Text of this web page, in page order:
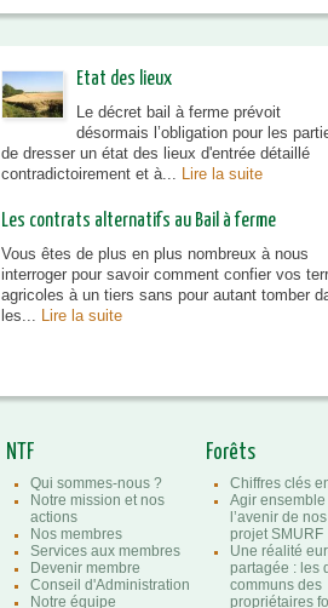
Etat des lieux
Le décret bail à ferme prévoit
désormais l’obligation pour les
de dresser un état des lieux d'entrée détaillé
contradictoirement et à... Lire la suite
Les contrats alternatifs au Bail à ferme
Vous êtes de plus en plus nombreux à nous
interroger pour savoir comment confier vos
agricoles à un tiers sans pour autant tomber
les... Lire la suite
NTF
Qui sommes-nous ?
Notre mission et nos
actions
Nos membres
Services aux membres
Devenir membre
Conseil d'Administration
Notre équipe
Forêts
Chiffres clés
Agir ensemble
l’avenir de
projet SMURF
Une réalité
partagée : les
communs des
propriétaires